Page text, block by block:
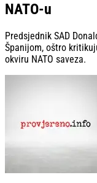
NATO-u
Predsjednik SAD
Španijom, oštro
okviru NATO saveza.